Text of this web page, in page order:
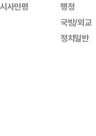
시사만평
행정
국방/외교
정치일반